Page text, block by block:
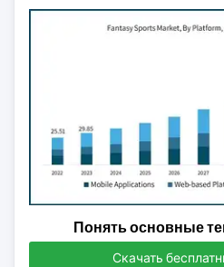
Понять основные
Скачать